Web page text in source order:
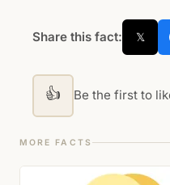
Share this fact: 𝕏
👍 Be the first to
MORE FACTS